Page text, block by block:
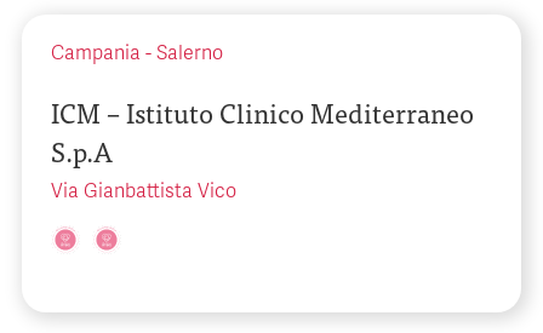
Campania - Salerno
ICM – Istituto Clinico Mediterraneo
S.p.A
Via Gianbattista Vico